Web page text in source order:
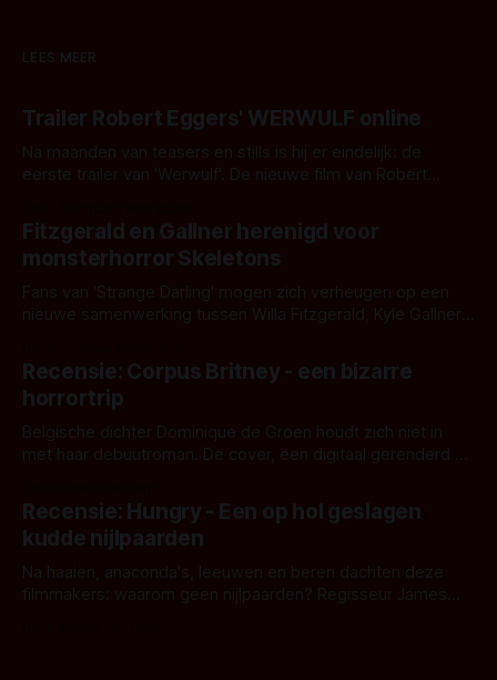
LEES MEER
Trailer Robert Eggers' WERWULF online
Na maanden van teasers en stills is hij er eindelijk: de
eerste trailer van 'Werwulf'. De nieuwe film van Robert
kille stijl vol folklore en mythe. Het topic deze keer is (kon
het het al raden?)... de weerwolf. Kijk je mee?
Fitzgerald en Gallner herenigd voor
monsterhorror Skeletons
Fans van 'Strange Darling' mogen zich verheugen op een
nieuwe samenwerking tussen Willa Fitzgerald, Kyle Gallner
'Skeletons', een nieuwe creature feature waarvoor de
opnames zijn gestart in Australië.
Recensie: Corpus Britney - een bizarre
horrortrip
Belgische dichter Dominique de Groen houdt zich niet in
met haar debuutroman. De cover, een digitaal gerenderd en
achtergrond, belooft iets kleurrijks maar onheilspellends,
iets ongrijpbaars. En dat maakt De Groen met ieder woord
waar.
Recensie: Hungry - Een op hol geslagen
kudde nijlpaarden
Na haaien, anaconda's, leeuwen en beren dachten deze
filmmakers: waarom geen nijlpaarden? Regisseur James